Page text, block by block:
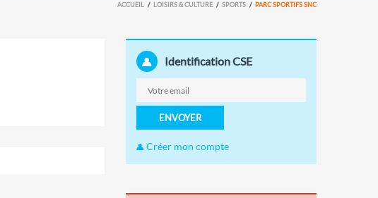
ACCUEIL LOISIRS & CULTURE SPORTS PARC SPORTIFS SNC
Identification CSE
ENVOYER
Créer mon compte